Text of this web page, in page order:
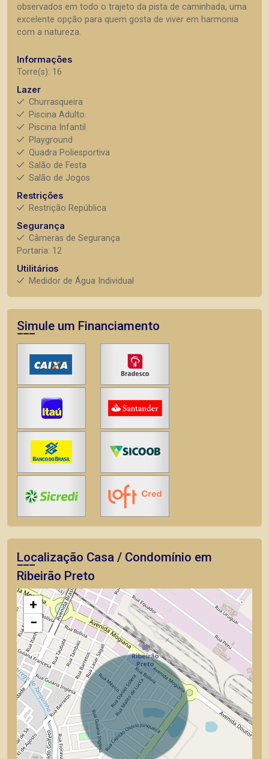
observados em todo o trajeto da pista de caminhada, uma
excelente opção para quem gosta de viver em harmonia
com a natureza.
Informações
Torre(s): 16
Lazer
Churrasqueira
Piscina Adulto
Piscina Infantil
Playground
Quadra Poliesportiva
Salão de Festa
Salão de Jogos
Restrições
Restrição República
Segurança
Câmeras de Segurança
Portaria: 12
Utilitários
Medidor de Água Individual
Simule um Financiamento
Localização Casa / Condomínio em
Ribeirão Preto
+
−